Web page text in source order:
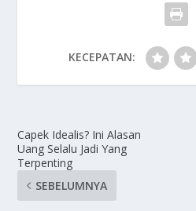
KECEPATAN:
Capek Idealis? Ini Alasan
Uang Selalu Jadi Yang
Terpenting
SEBELUMNYA